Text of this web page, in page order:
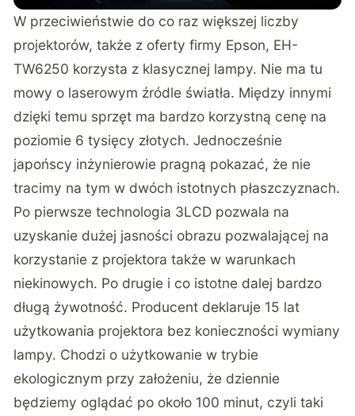
W przeciwieństwie do co raz większej liczby
projektorów, także z oferty firmy Epson, EH-
TW6250 korzysta z klasycznej lampy. Nie ma tu
mowy o laserowym źródle światła. Między innymi
dzięki temu sprzęt ma bardzo korzystną cenę na
poziomie 6 tysięcy złotych. Jednocześnie
japońscy inżynierowie pragną pokazać, że nie
tracimy na tym w dwóch istotnych płaszczyznach.
Po pierwsze technologia 3LCD pozwala na
uzyskanie dużej jasności obrazu pozwalającej na
korzystanie z projektora także w warunkach
niekinowych. Po drugie i co istotne dalej bardzo
długą żywotność. Producent deklaruje 15 lat
użytkowania projektora bez konieczności wymiany
lampy. Chodzi o użytkowanie w trybie
ekologicznym przy założeniu, że dziennie
będziemy oglądać po około 100 minut, czyli taki